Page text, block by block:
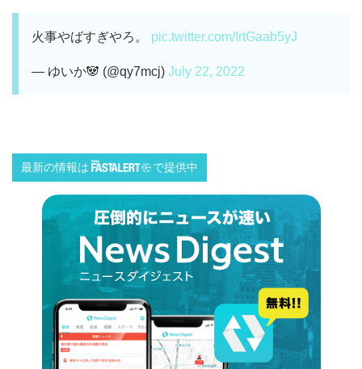
火事やばすぎやろ。 pic.twitter.com/IrtGaab5yJ
— ゆいか🐼 (@qy7mcj) July 22, 2022
最新の情報は で提供中